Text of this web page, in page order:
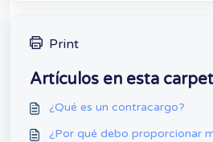
Print
Artículos en esta
¿Qué es un contracargo?
¿Por qué debo proporcionar